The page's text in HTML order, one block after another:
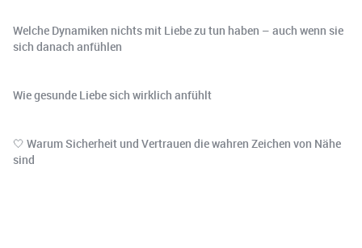
Welche Dynamiken nichts mit Liebe zu tun haben – auch wenn sie
sich danach anfühlen
Wie gesunde Liebe sich wirklich anfühlt
🤍 Warum Sicherheit und Vertrauen die wahren Zeichen von Nähe
sind